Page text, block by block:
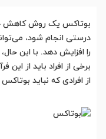
بوتاکس یک روش کاهش
درستی انجام شود،
را افزایش دهد. با این
برخی از افراد باید از این
از افرادی که نباید